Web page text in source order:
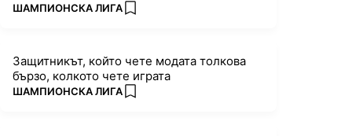
ПОВЕЧЕ ОТ
ШАМПИОНСКА ЛИГА add favorites
Защитникът, който чете модата толкова
бързо, колкото чете играта
ПОВЕЧЕ ОТ
ШАМПИОНСКА ЛИГА add favorites